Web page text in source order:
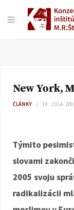
New York,
ČLÁNKY 18. JÚLA
Týmito
slovami
2005 svoju
radikalizácii